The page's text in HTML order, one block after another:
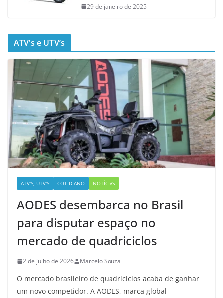
29 de janeiro de 2025
ATV’s e UTV’s
ATV'S, UTV'S COTIDIANO NOTÍCIAS
AODES desembarca no Brasil
para disputar espaço no
mercado de quadriciclos
2 de julho de 2026 Marcelo Souza
O mercado brasileiro de quadriciclos acaba de ganhar
um novo competidor. A AODES, marca global